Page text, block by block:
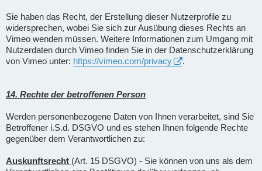
Sie haben das Recht, der Erstellung dieser Nutzerprofile zu
widersprechen, wobei Sie sich zur Ausübung dieses Rechts an
Vimeo wenden müssen. Weitere Informationen zum Umgang mit
Nutzerdaten durch Vimeo finden Sie in der Datenschutzerklärung
von Vimeo unter: https://vimeo.com/privacy .
14. Rechte der betroffenen Person
Werden personenbezogene Daten von Ihnen verarbeitet, sind Sie
Betroffener i.S.d. DSGVO und es stehen Ihnen folgende Rechte
gegenüber dem Verantwortlichen zu:
Auskunftsrecht (Art. 15 DSGVO) - Sie können von uns als dem